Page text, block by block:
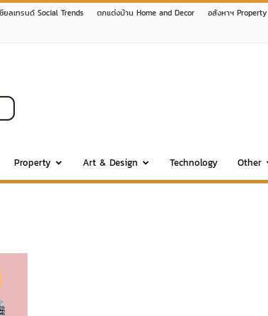
ชียลเทรนด์ Social Trends ตกแต่งบ้าน Home and Decor อสังหาฯ Property
Property Art & Design Technology Other